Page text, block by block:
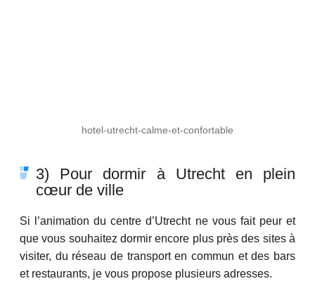
hotel-utrecht-calme-et-confortable
3) Pour dormir à Utrecht en plein
cœur de ville
Si l’animation du centre d’Utrecht ne vous fait peur et
que vous souhaitez dormir encore plus près des sites à
visiter, du réseau de transport en commun et des bars
et restaurants, je vous propose plusieurs adresses.